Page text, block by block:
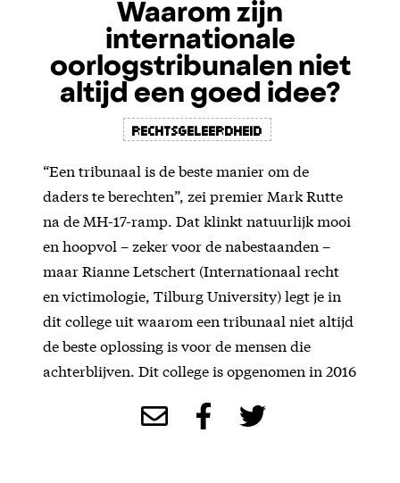
Waarom zijn
internationale
oorlogstribunalen niet
altijd een goed idee?
rechtsgeleerdheid
“Een tribunaal is de beste manier om de
daders te berechten”, zei premier Mark Rutte
na de MH-17-ramp. Dat klinkt natuurlijk mooi
en hoopvol – zeker voor de nabestaanden –
maar Rianne Letschert (Internationaal recht
en victimologie, Tilburg University) legt je in
dit college uit waarom een tribunaal niet altijd
de beste oplossing is voor de mensen die
achterblijven. Dit college is opgenomen in 2016